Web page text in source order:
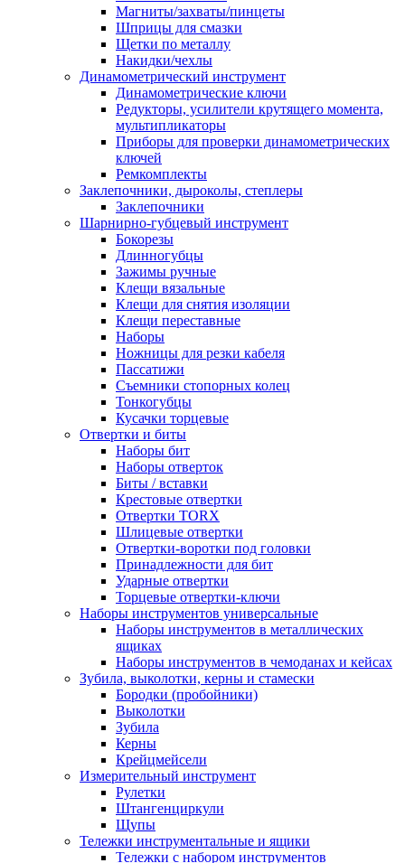
Магниты/захваты/пинцеты
Шприцы для смазки
Щетки по металлу
Накидки/чехлы
Динамометрический инструмент
Динамометрические ключи
Редукторы, усилители крутящего момента,
мультипликаторы
Приборы для проверки динамометрических
ключей
Ремкомплекты
Заклепочники, дыроколы, степлеры
Заклепочники
Шарнирно-губцевый инструмент
Бокорезы
Длинногубцы
Зажимы ручные
Клещи вязальные
Клещи для снятия изоляции
Клещи переставные
Наборы
Ножницы для резки кабеля
Пассатижи
Съемники стопорных колец
Тонкогубцы
Кусачки торцевые
Отвертки и биты
Наборы бит
Наборы отверток
Биты / вставки
Крестовые отвертки
Отвертки TORX
Шлицевые отвертки
Отвертки-воротки под головки
Принадлежности для бит
Ударные отвертки
Торцевые отвертки-ключи
Наборы инструментов универсальные
Наборы инструментов в металлических
ящиках
Наборы инструментов в чемоданах и кейсах
Зубила, выколотки, керны и стамески
Бородки (пробойники)
Выколотки
Зубила
Керны
Крейцмейсели
Измерительный инструмент
Рулетки
Штангенциркули
Щупы
Тележки инструментальные и ящики
Тележки с набором инструментов